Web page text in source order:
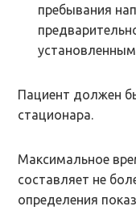
пребывания
Пациент должен
стационара.
Максимальное
составляет не
определения